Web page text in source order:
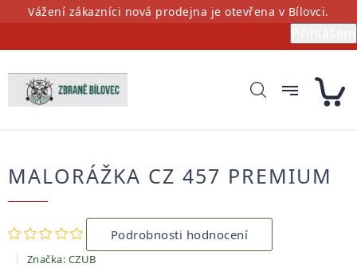
PřejítVážení zákazníci nová prodejna je otevřena v Bílovci.
MALORÁŽKA CZ 457 PREMIUM
Průměrné
hodnocení
produktu
je
Podrobnosti hodnocení
Značka: CZUB